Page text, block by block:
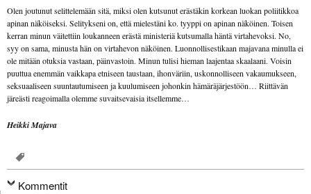
Olen joutunut selittelemään sitä, miksi olen kutsunut erästäkin korkean luokan poliitikkoa
apinan näköiseksi. Selitykseni on, että mielestäni ko. tyyppi on apinan näköinen. Toisen
kerran minun väitettiin loukanneen erästä ministeriä kutsumalla häntä virtahevoksi. No,
syy on sama, minusta hän on virtahevon näköinen. Luonnollisestikaan majavana minulla ei
ole mitään otuksia vastaan, päinvastoin. Minun tulisi hieman laajentaa skaalaani. Voisin
puuttua enemmän vaikkapa etniseen taustaan, ihonväriin, uskonnolliseen vakaumukseen,
seksuaaliseen suuntautumiseen ja kuulumiseen johonkin hämäräjärjestöön… Riittävän
järeästi reagoimalla olemme suvaitsevaisia itsellemme…
Heikki Majava
Kommentit